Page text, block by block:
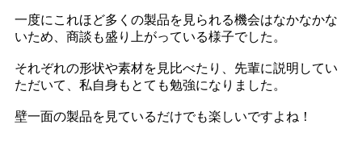
一度にこれほど多くの製品を見られる機会はなかなかな
いため、商談も盛り上がっている様子でした。
それぞれの形状や素材を見比べたり、先輩に説明してい
ただいて、私自身もとても勉強になりました。
壁一面の製品を見ているだけでも楽しいですよね！